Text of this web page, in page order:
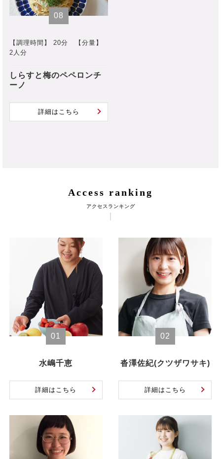
08
【調理時間】 20分
【分量】
2人分
しらすと梅のペペロンチ
ーノ
詳細はこちら
Access ranking
アクセスランキング
01
水嶋千恵
詳細はこちら
02
沓澤佐紀(クツザワサキ)
詳細はこちら